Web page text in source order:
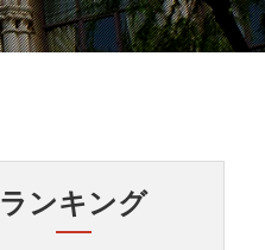
ランキング